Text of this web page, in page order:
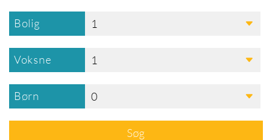
Bolig 1
Voksne 1
Børn 0
Søg